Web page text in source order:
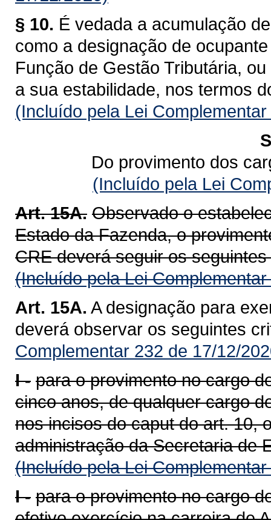
§ 10. É vedada a acumulação
como a designação de
Função de Gestão Tributária,
a sua estabilidade, nos termos
(Incluído pela Lei
Do provimento dos
(Incluído pela Lei
Art. 15A. Observado o
Estado da Fazenda, o
CRE deverá seguir os
(Incluído pela Lei
Art. 15A. A designação para
deverá observar os seguintes
Complementar 232 de 17/12/
I - para o provimento no cargo
cinco anos, de qualquer cargo
nos incisos do caput do art. 10,
administração da Secretaria de
(Incluído pela Lei
I - para o provimento no cargo